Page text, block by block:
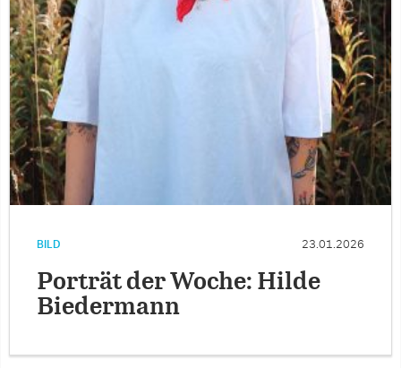
BILD 23.01.2026
Porträt der Woche: Hilde
Biedermann